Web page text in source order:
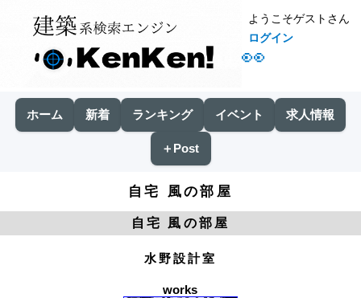
👀
ようこそゲストさん
ログイン
ホーム 新着 ランキング イベント 求人情報
＋Post
自宅 風の部屋
自宅 風の部屋
水野設計室
works